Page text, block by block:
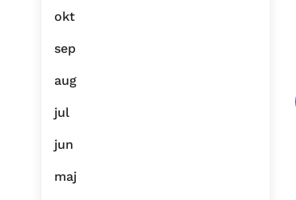
okt
sep
aug
jul
jun
maj